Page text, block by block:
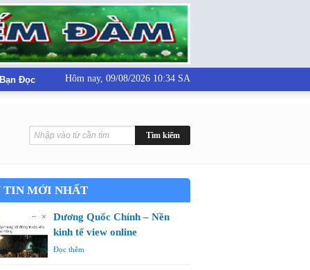
Đọc Hôm nay, 09/08/2026 10:34 SA
TIN MỚI NHẤT
Dương Quốc Chính – Nền
kinh tế view online
Đọc thêm